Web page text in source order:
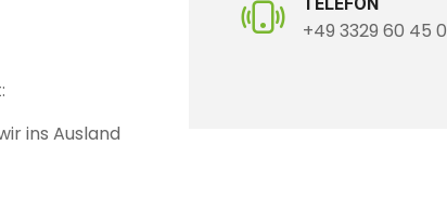
ins Ausland
+49 3329 60 45 0